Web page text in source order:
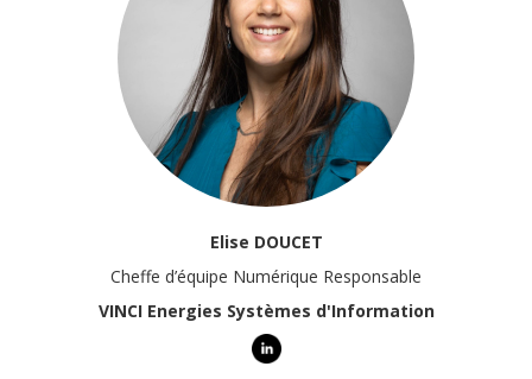
Elise DOUCET
Cheffe d’équipe Numérique Responsable
VINCI Energies Systèmes d'Information